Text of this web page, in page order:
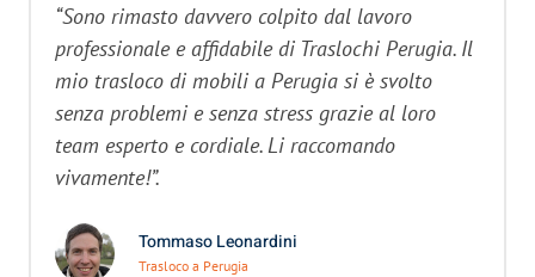
“Sono rimasto davvero colpito dal lavoro
professionale e affidabile di Traslochi Perugia. Il
mio trasloco di mobili a Perugia si è svolto
senza problemi e senza stress grazie al loro
team esperto e cordiale. Li raccomando
vivamente!”.
Tommaso Leonardini
Trasloco a Perugia